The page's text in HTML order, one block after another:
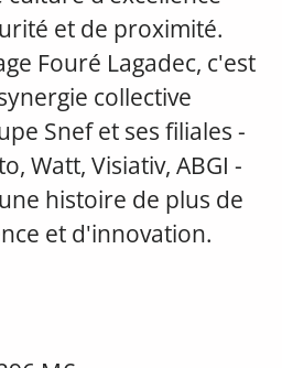
et de proximité.
Fouré Lagadec, c'est
collective
Snef et ses filiales -
Watt, Visiativ, ABGI -
histoire de plus de
et d'innovation.